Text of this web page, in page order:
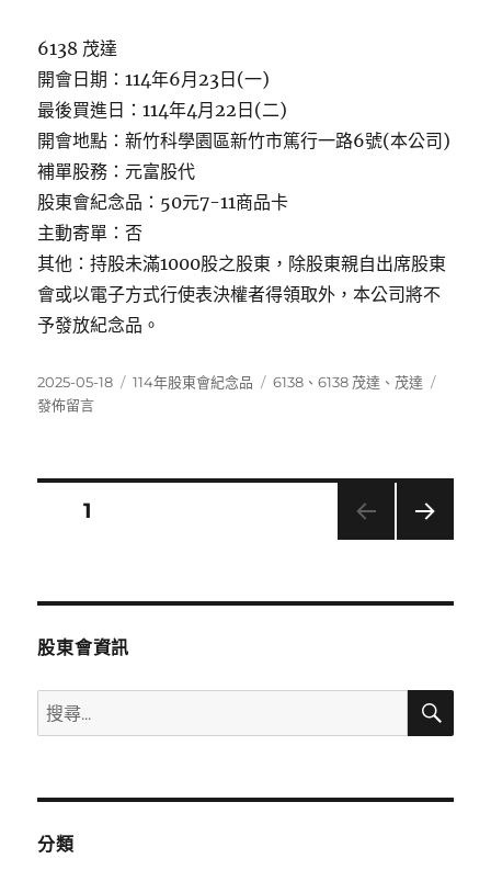
6138 茂達
開會日期：114年6月23日(一)
最後買進日：114年4月22日(二)
開會地點：新竹科學園區新竹市篤行一路6號(本公司)
補單股務：元富股代
股東會紀念品：50元7-11商品卡
主動寄單：否
其他：持股未滿1000股之股東，除股東親自出席股東
會或以電子方式行使表決權者得領取外，本公司將不
予發放紀念品。
發
佈
2025-05-18
分
114年股東會紀念品
標
6138 、6138 茂達 、茂達
發佈留言
分
頁次1
股東會資訊
搜
尋
鍵
搜
分類